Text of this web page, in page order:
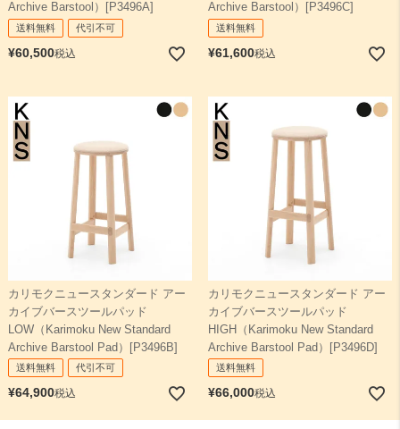
Archive Barstool）[P3496A]
送料無料 代引不可
¥60,500税込
Archive Barstool）[P3496C]
送料無料
¥61,600税込
カリモクニュースタンダード アー
カイブバースツールパッド
LOW（Karimoku New Standard
Archive Barstool Pad）[P3496B]
送料無料 代引不可
¥64,900税込
カリモクニュースタンダード アー
カイブバースツールパッド
HIGH（Karimoku New Standard
Archive Barstool Pad）[P3496D]
送料無料
¥66,000税込